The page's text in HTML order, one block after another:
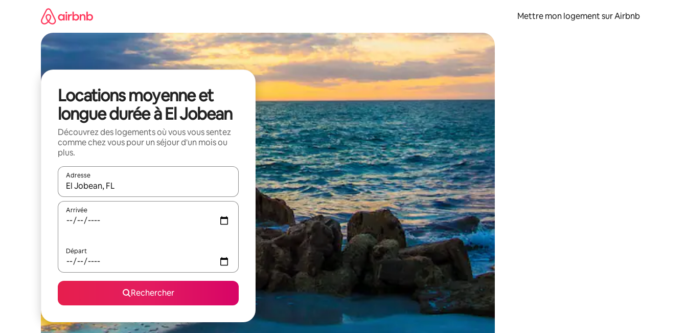
Mettre mon logement sur Airbnb
Locations moyenne et
longue durée à El Jobean
Découvrez des logements où vous vous sentez
comme chez vous pour un séjour d'un mois ou
plus.
Adresse
Lorsque les résultats s'affichent, utilisez les flèches vers le haut et vers le bas pour les parcourir ou en appuyant et en faisant glisser.
Arrivée
Départ
Rechercher